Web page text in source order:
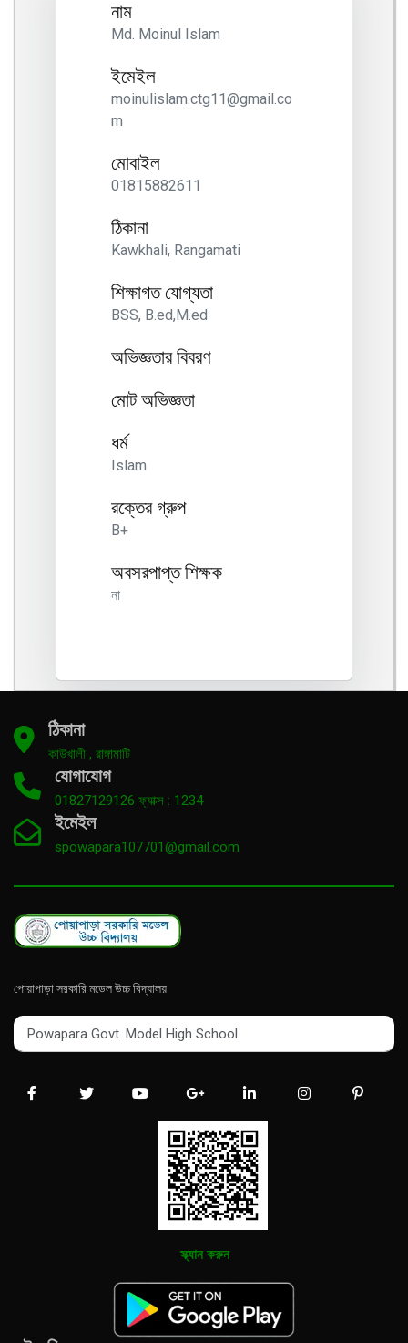
নাম
Md. Moinul Islam
ইমেইল
moinulislam.ctg11@gmail.co
m
মোবাইল
01815882611
ঠিকানা
Kawkhali, Rangamati
শিক্ষাগত যোগ্যতা
BSS, B.ed,M.ed
অভিজ্ঞতার বিবরণ
মোট অভিজ্ঞতা
ধর্ম
Islam
রক্তের গ্রুপ
B+
অবসরপাপ্ত শিক্ষক
না
ঠিকানা
কাউখালী , রাঙ্গামাটি
যোগাযোগ
01827129126 ফ্যাক্স : 1234
ইমেইল
spowapara107701@gmail.com
পোয়াপাড়া সরকারি মডেল উচ্চ বিদ্যালয়
Powapara Govt. Model High School
Powapara Govt. Model High School
স্ক্যান করুন